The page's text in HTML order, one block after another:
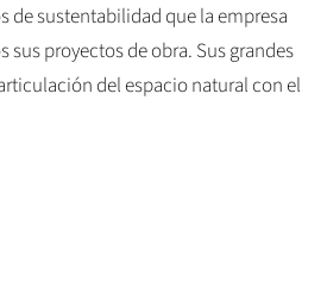
de sustentabilidad que la empresa
sus proyectos de obra. Sus grandes
del espacio natural con el